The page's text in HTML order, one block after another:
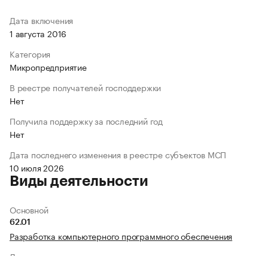
Дата включения
1 августа 2016
Категория
Микропредприятие
В реестре получателей господдержки
Нет
Получила поддержку за последний год
Нет
Дата последнего изменения в реестре субъектов МСП
10 июля 2026
Виды деятельности
Основной
62.01
Разработка компьютерного программного обеспечения